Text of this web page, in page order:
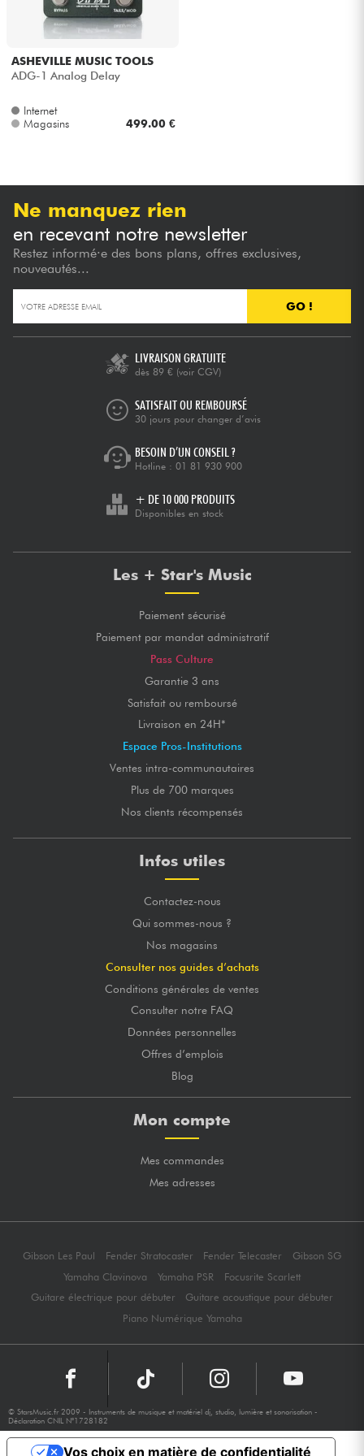
Câbles & Access.
HiFi
Packs
ASHEVILLE MUSIC TOOLS
ADG-1 Analog Delay
Internet
Magasins
499.00 €
Ne manquez rien
en recevant notre newsletter
Restez informé·e des bons plans, offres exclusives,
nouveautés...
GO !
LIVRAISON GRATUITE
dès 89 € (voir CGV)
SATISFAIT OU REMBOURSÉ
30 jours pour changer d’avis
BESOIN D’UN CONSEIL ?
Hotline : 01 81 930 900
+ DE 10 000 PRODUITS
Disponibles en stock
Les + Star's Music
Paiement sécurisé
Paiement par mandat administratif
Pass Culture
Garantie 3 ans
Satisfait ou remboursé
Livraison en 24H*
Espace Pros-Institutions
Ventes intra-communautaires
Plus de 700 marques
Nos clients récompensés
Infos utiles
Contactez-nous
Qui sommes-nous ?
Nos magasins
Consulter nos guides d’achats
Conditions générales de ventes
Consulter notre FAQ
Données personnelles
Offres d’emplois
Blog
Mon compte
Mes commandes
Mes adresses
Gibson Les Paul Fender Stratocaster Fender Telecaster
Gibson SG
Yamaha Clavinova
Yamaha PSR
Focusrite Scarlett
Guitare électrique pour débuter
Guitare acoustique pour débuter
Piano Numérique Yamaha
© StarsMusic.fr 2009 - Instruments de musique et matériel dj, studio, lumière et sonorisation -
Déclaration CNIL N°1728182
Vos choix en matière de confidentialité